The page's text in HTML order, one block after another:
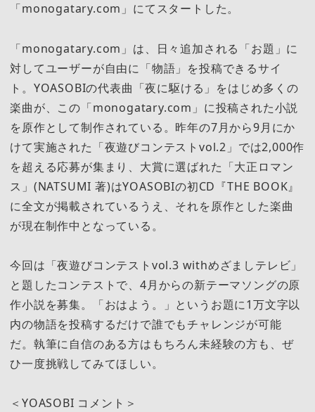
「monogatary.com」にてスタートした。
「monogatary.com」は、日々追加される「お題」に
対してユーザーが自由に「物語」を投稿できるサイ
ト。YOASOBIの代表曲「夜に駆ける」をはじめ多くの
楽曲が、この「monogatary.com」に投稿された小説
を原作として制作されている。昨年の7月から9月にか
けて実施された「夜遊びコンテストvol.2」では2,000作
を超える応募が集まり、大賞に選ばれた「大正ロマン
ス」(NATSUMI 著)はYOASOBIの初CD『THE BOOK』
に全文が掲載されているうえ、それを原作とした楽曲
が現在制作中となっている。
今回は「夜遊びコンテストvol.3 withめざましテレビ」
と題したコンテストで、4月からの新テーマソングの原
作小説を募集。「おはよう。」というお題に1万文字以
内の物語を投稿するだけで誰でもチャレンジが可能
だ。執筆に自信のある方はもちろん未経験の方も、ぜ
ひ一度挑戦してみてほしい。
＜YOASOBI コメント＞